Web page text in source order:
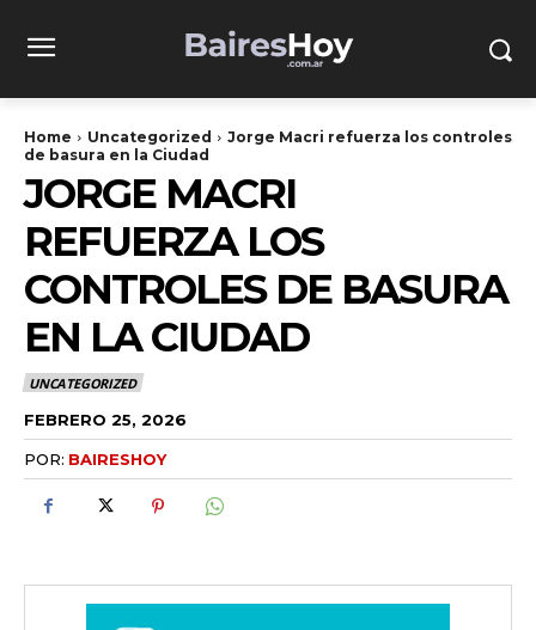
Home Uncategorized
Jorge Macri refuerza los controles
de basura en la Ciudad
JORGE MACRI
REFUERZA LOS
CONTROLES DE BASURA
EN LA CIUDAD
UNCATEGORIZED
FEBRERO 25, 2026
POR: BAIRESHOY